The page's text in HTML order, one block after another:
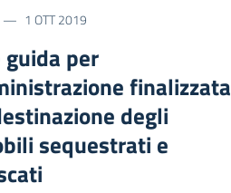
1 OTT 2019
guida per
finalizzata
degli
sequestrati e